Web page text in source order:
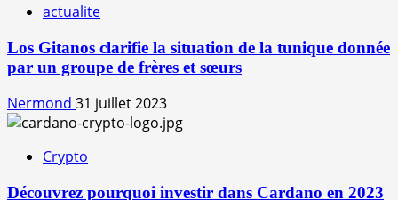
actualite
Los Gitanos clarifie la situation de la tunique donnée
par un groupe de frères et sœurs
Nermond 31 juillet 2023
Crypto
Découvrez pourquoi investir dans Cardano en 2023